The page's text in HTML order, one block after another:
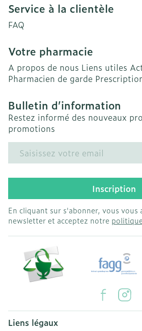
Service à la clientèle
FAQ
Votre pharmacie
A propos de nous Liens utiles
Pharmacien de garde
Bulletin d’information
Restez informé des nouveaux
promotions
Adresse mail
Inscription
En cliquant sur s'abonner, vous vous
newsletter et acceptez notre
Liens légaux